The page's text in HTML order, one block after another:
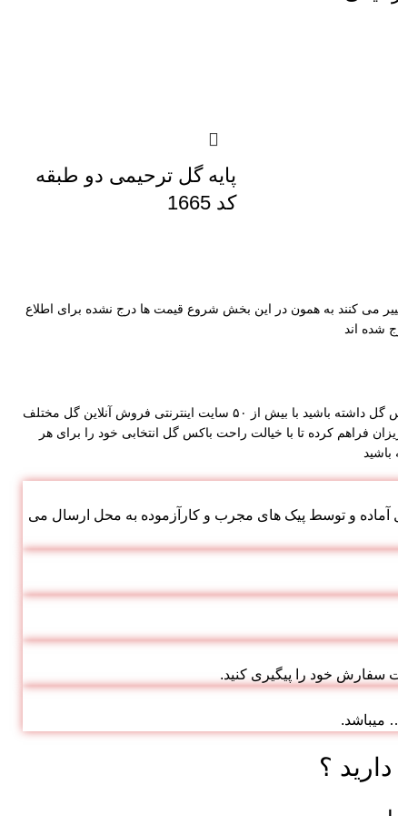
پایه گل ترحیمی دو طبقه
کد 1665
می کنند به همون در این بخش شروع قیمت ها درج نشده برای اطلاع
شده اند
باکس گل یکی از قشنگ ترین هدیه هایی می باشد که می توان به عنوان هدیه یا کادو برای عزیزانتان ارسال کرد، زمانی که تصمیم به سفارش اینترنتی باکس گل داشته باشید با بیش از ۵۰ سایت اینترنتی فروش آنلاین گل مختلف
فراهم کرده تا با خیالت راحت باکس گل انتخابی خود را برای هر
آماده و توسط پیک های مجرب و کارآزموده به محل ارسال می
سفارش خود را پیگیری کنید.
میباشد.
؟